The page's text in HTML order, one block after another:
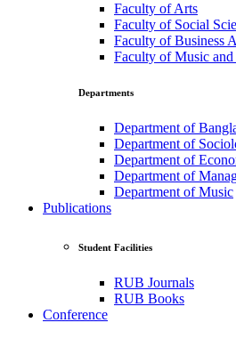
Faculty of Arts
Faculty of Social
Faculty of Business
Faculty of Music and
Departments
Department of
Department of
Department of
Department of
Department of Music
Publications
Student Facilities
RUB Journals
RUB Books
Conference